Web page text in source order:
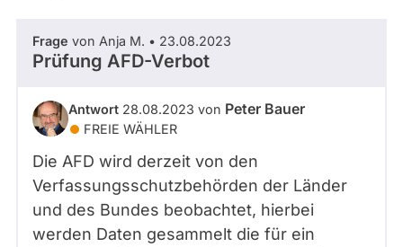
oder
Mandaten
über
abgeordnetenwatch
befragt
werden.
Frage von Anja M. • 23.08.2023
Prüfung AFD-Verbot
Antwort 28.08.2023 von Peter Bauer
FREIE WÄHLER
Die AFD wird derzeit von den
Verfassungsschutzbehörden der Länder
und des Bundes beobachtet, hierbei
werden Daten gesammelt die für ein